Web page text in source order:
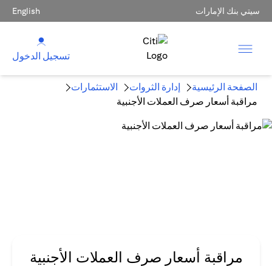
سيتي بنك الإمارات English
تسجيل الدخول
الصفحة الرئيسية إدارة الثروات
الاستثمارات
مراقبة أسعار صرف العملات الأجنبية
مراقبة أسعار صرف العملات الأجنبية